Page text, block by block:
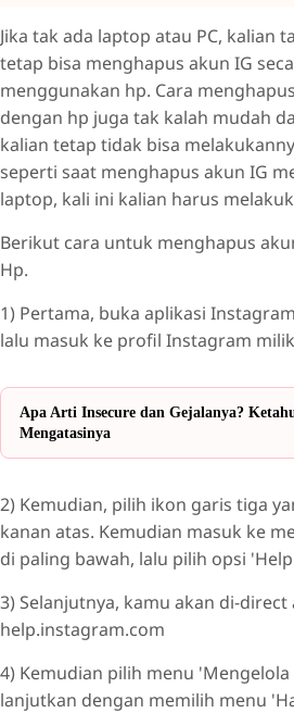
Jika tak ada laptop atau PC, kalian
tetap bisa menghapus akun IG
menggunakan hp. Cara
dengan hp juga tak kalah mudah
kalian tetap tidak bisa
seperti saat menghapus akun IG
laptop, kali ini kalian harus
Berikut cara untuk menghapus
Hp.
1) Pertama, buka aplikasi
lalu masuk ke profil Instagram
Apa Arti Insecure dan Gejalanya?
Mengatasinya
2) Kemudian, pilih ikon garis tiga
kanan atas. Kemudian masuk ke
di paling bawah, lalu pilih opsi
3) Selanjutnya, kamu akan di-
help.instagram.com
4) Kemudian pilih menu 'Mengelola
lanjutkan dengan memilih menu